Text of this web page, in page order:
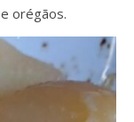
orégãos.